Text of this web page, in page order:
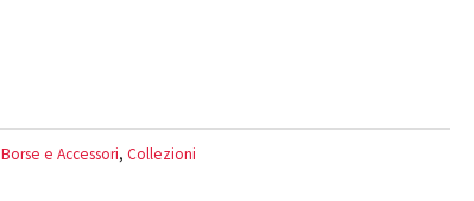
Borse e Accessori, Collezioni